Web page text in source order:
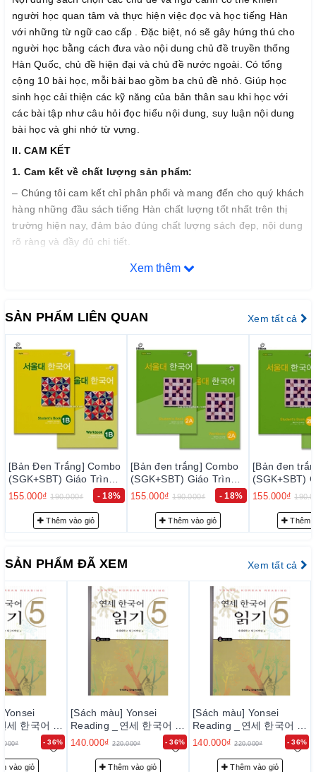
người học quan tâm và thực hiện việc đọc và học tiếng Hàn
với những từ ngữ cao cấp . Đặc biệt, nó sẽ gây hứng thú cho
người học bằng cách đưa vào nội dung chủ đề truyền thống
Hàn Quốc, chủ đề hiện đại và chủ đề nước ngoài. Có tổng
cộng 10 bài học, mỗi bài bao gồm ba chủ đề nhỏ. Giúp học
sinh học cải thiện các kỹ năng của bản thân sau khi học với
các bài tập như câu hỏi đọc hiểu nội dung, suy luận nội dung
bài học và ghi nhớ từ vựng.
II. CAM KẾT
1. Cam kết về chất lượng sản phẩm:
– Chúng tôi cam kết chỉ phân phối và mang đến cho quý khách
hàng những đầu sách tiếng Hàn chất lượng tốt nhất trên thị
trường hiện nay, đảm bảo đúng chất lượng sách đẹp, nội dung
rõ ràng và đầy đủ chi tiết.
– Bảo đảm mỗi quyển sách trước khi xuất kho đều phải qua
với độ tin cậy cao, thoả mãn nhu cầu của khách hàng.
– Luôn luôn lắng nghe, luôn luôn cải tiến để chất lượng của
sản phẩm và dịch vụ ngày càng tốt hơn.
2. Cam kết v c v ước bá n hàng:
Đội ngũ tư vấn viên của chúng tôi sẽ tư vấn thông tin trước
bán hàng cho quý khách những sự lựa chọn phù hợp nhất với
nhu cầu… nhằm giảm thiểu tối đa mức đầu tư của quý khách.
ết vềphục vụ
– Giao hàng nhanh và đúng thời gian theo yêu cầu.
– Tư vấn học tiếng Hàn và hướng dẫn thi TOPIK miễn phí cho
khách hàng.
– Quý khách được hưởng chính sách CSKH thân thiết.
Xem thêm
SẢN PHẨM LIÊN QUAN Xem tất cả
[Bản đen trắng] Combo
(SGK+SBT) Giáo Trình
Tiếng Hàn Seoul 2A - 서
155.000₫ 190.000₫ - 18%
Thêm vào giỏ
[Bản đen trắng] Combo
(SGK+SBT) Giáo Trình
Tiếng Hàn Seoul 2B - 서
155.000₫ 190.000₫ - 18%
Thêm vào giỏ
[Bản đen
(SGK+SBT)
Tiếng Hàn
155.000₫
Thêm
SẢN PHẨM ĐÃ XEM Xem tất cả
- 36%
Yonsei
세 한국어 읽
vào giỏ
- 36%
[Sách màu] Yonsei
Reading _ 연세 한국어 읽
기 5
140.000₫ 220.000₫
Thêm vào giỏ
- 36%
[Sách màu] Yonsei
Reading _ 연세 한국어 읽
기 5
140.000₫ 220.000₫
Thêm vào giỏ